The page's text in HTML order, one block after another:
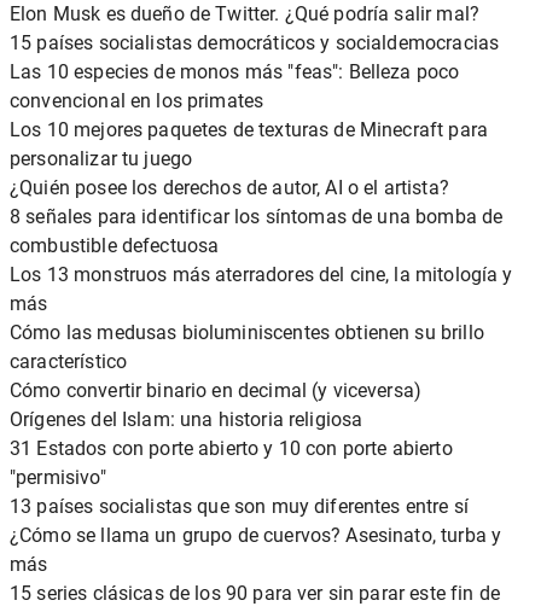
Elon Musk es dueño de Twitter. ¿Qué podría salir mal?
15 países socialistas democráticos y socialdemocracias
Las 10 especies de monos más "feas": Belleza poco
convencional en los primates
Los 10 mejores paquetes de texturas de Minecraft para
personalizar tu juego
¿Quién posee los derechos de autor, AI o el artista?
8 señales para identificar los síntomas de una bomba de
combustible defectuosa
Los 13 monstruos más aterradores del cine, la mitología y
más
Cómo las medusas bioluminiscentes obtienen su brillo
característico
Cómo convertir binario en decimal (y viceversa)
Orígenes del Islam: una historia religiosa
31 Estados con porte abierto y 10 con porte abierto
"permisivo"
13 países socialistas que son muy diferentes entre sí
¿Cómo se llama un grupo de cuervos? Asesinato, turba y
más
15 series clásicas de los 90 para ver sin parar este fin de